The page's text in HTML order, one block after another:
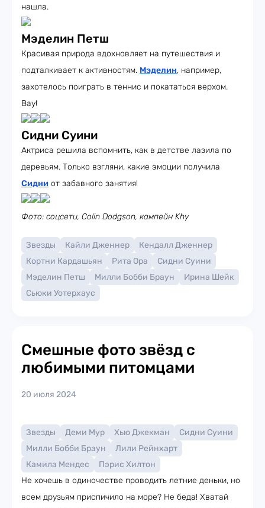
нашла.
Мэделин Петш
Красивая природа вдохновляет на путешествия и
подталкивает к активностям. Мэделин, например,
захотелось поиграть в теннис и покататься верхом.
Вау!
Сидни Суини
Актриса решила вспомнить, как в детстве лазила по
деревьям. Только взгляни, какие эмоции получила
Сидни от забавного занятия!
Фото: соцсети, Colin Dodgson, кампейн Khy
Звезды Кайли Дженнер
Кендалл Дженнер
Кортни Кардашьян
Рита Ора
Сидни Суини
Мэделин Петш
Милли Бобби Браун
Ирина Шейк
Сьюки Уотерхаус
Смешные фото звёзд с
любимыми питомцами
20 июля 2024
Звезды Деми Мур Хью Джекман
Сидни Суини
Милли Бобби Браун
Лили Рейнхарт
Камила Мендес
Пэрис Хилтон
Не хочешь в одиночестве проводить летние деньки, но
всем друзьям приспичило на море? Не беда! Хватай